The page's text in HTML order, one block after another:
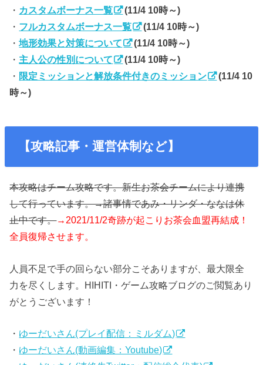
・ カスタムボーナス一覧
(11/4 10時～)
・ フルカスタムボーナス一覧
(11/4 10時～)
・地形効果と対策について
(11/4 10時～)
・ 主人公の性別について
(11/4 10時～)
・ 限定ミッションと解放条件付きのミッション
(11/4 10
時～)
【攻略記事・運営体制など】
本攻略はチーム攻略です。新生お茶会チームにより連携
して行っています。→諸事情であみ・リンダ・ななは休
止中です。→2021/11/2奇跡が起こりお茶会血盟再結成！
全員復帰させます。
人員不足で手の回らない部分こそありますが、最大限全
力を尽くします。HIHITI・ゲーム攻略ブログのご閲覧あり
がとうございます！
・ ゆーだいさん(プレイ配信：ミルダム)
・ ゆーだいさん(動画編集：Youtube)